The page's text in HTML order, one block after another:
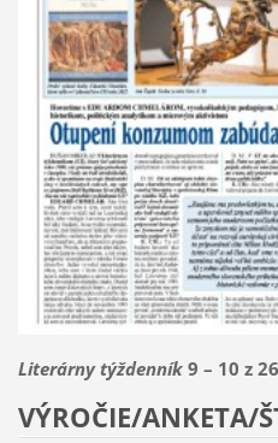
Literárny týždenník9 – 10 z
VÝROČIE/ANKETA/